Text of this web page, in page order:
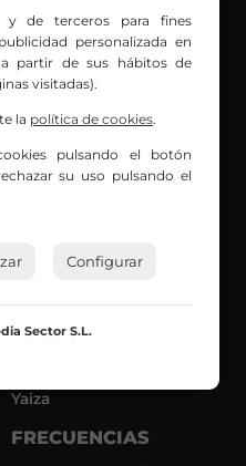
Agurtzane
Belén Ollero
Dani
Eduardo
Eva Argote
Endika
Iker
Iñigo
Joseba
Mar y Cielo
Miguel Ángel
Yaiza
FRECUENCIAS
y de terceros para fines
personalizada en
partir de sus hábitos de
visitadas).
la política de cookies.
pulsando el botón
su uso pulsando el
Configurar
Sector S.L.